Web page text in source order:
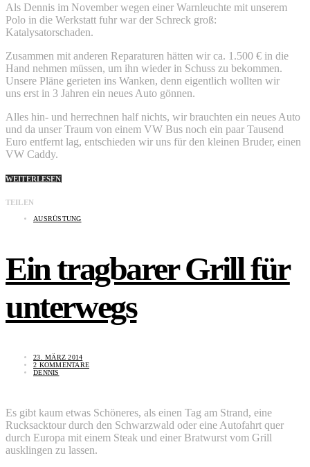
Als Dennis im November wegen einer Warnleuchte mit unserem
Polo in die Werkstatt fuhr war der Schreck groß:
Katalysatorschaden.
Zusammen mit anderen Reparaturen hätten wir ca. 1.500 € in die
Hand nehmen müssen, um ihn wieder in Schuss zu bekommen.
Unsere Pläne gerieten ins Wanken, denn eigentlich wollten wir
uns erst in 3 Jahren ein neues Auto gönnen.
Alles hin- und herrechnen half nichts, wir brauchten ein neues Auto
und da unser Traum von einem VW Bus noch ein paar Tausend
Euro entfernt lag, entschieden wir uns für den kleinen Bruder, einen
VW Caddy.
WEITERLESEN
TEILEN
AUSRÜSTUNG
Ein tragbarer Grill für
unterwegs
23. MÄRZ 2014
2 KOMMENTARE
DENNIS
Es gibt kaum etwas Schöneres, als einen Tag am Strand, eine
Rucksacktour durch den Schwarzwald oder eine Autofahrt quer
durch Europa mit einem Steak und einer Bratwurst vom Grill
ausklingen zu lassen.